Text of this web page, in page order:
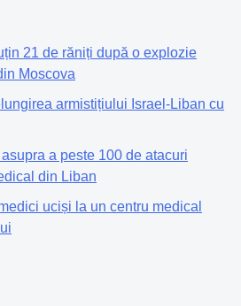
21 de răniți după o explozie
Moscova
armistițiului Israel-Liban cu
a peste 100 de atacuri
din Liban
uciși la un centru medical